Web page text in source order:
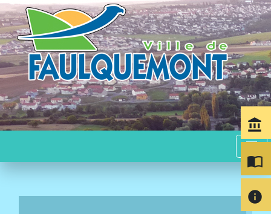
menu
account_balance
import_contacts
info